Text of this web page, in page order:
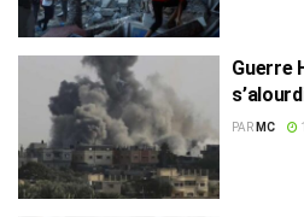
Guerre
du côté
PAR MC